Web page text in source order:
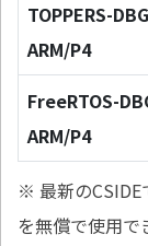
TOPPERS-
ARM/P4
FreeRTOS-
ARM/P4
※ 最新のCSIDE
を無償で使用で